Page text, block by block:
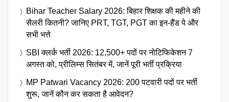
Bihar Teacher Salary 2026: बिहार शिक्षक की महीने की
सैलरी कितनी? जानिए PRT, TGT, PGT का इन-हैंड पे और
सभी भत्ते
SBI क्लर्क भर्ती 2026: 12,500+ पदों पर नोटिफिकेशन 7
अगस्त को, प्रीलिम्स सितंबर में, जानें पूरी भर्ती प्रक्रिया
MP Patwari Vacancy 2026: 200 पटवारी पदों पर भर्ती
शुरू, जानें कौन कर सकता है आवेदन?